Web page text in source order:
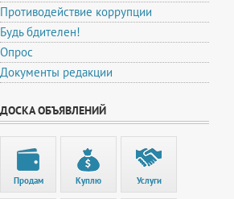
Противодействие коррупции
Будь бдителен!
Опрос
Документы редакции
ДОСКА ОБЪЯВЛЕНИЙ
Продам Куплю Услуги